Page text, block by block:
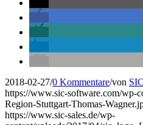
2018-02-27/0 Kommentare/von SIC
https://www.sic-software.com/wp-
Region-Stuttgart-Thomas-
https://www.sic-sales.de/wp-